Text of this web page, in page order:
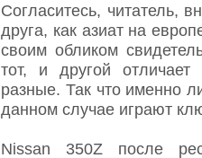
Согласитесь, читатель,
друга, как азиат на
своим обликом
тот, и другой
разные. Так что именно
данном случае играют
Nissan 350Z после